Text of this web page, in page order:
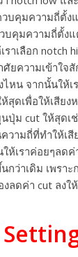
บคุมความถี่ตั้ง
บคุมความถี่ตั้ง
ราเลือก notch
ศัยความเข้าใ
ไหน จากนั้นให้
สุดเพื่อให้เสีย
นปุ่ม cut ให้สุด
วามถี่ที่ทำให้เสี
ห้เราค่อยๆลด
กว่าเดิม เพรา
งลดค่า cut ลง